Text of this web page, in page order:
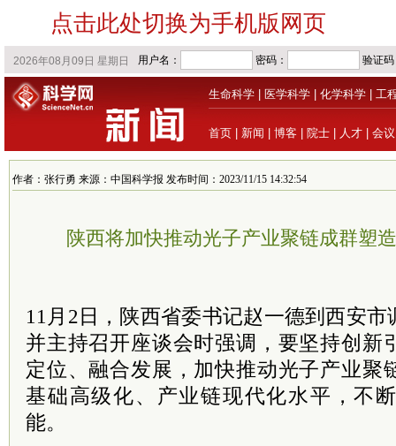
点击此处切换为手机版网页
生命科学 医学科学 化学科学 工
首页 新闻 博客 院士 人才 会议
作者：张行勇 来源：中国科学报 发布时间：2023/11/15 14:32:54
陕西将加快推动光子产业聚链成群塑
11月2日，陕西省委书记赵一德到西安
并主持召开座谈会时强调，要坚持创新
定位、融合发展，加快推动光子产业聚
基础高级化、产业链现代化水平，不
能。